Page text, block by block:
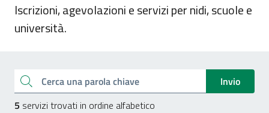
Iscrizioni, agevolazioni e servizi per nidi, scuole e
università.
Cerca una parola chiave
Invio
5 servizi trovati in ordine alfabetico